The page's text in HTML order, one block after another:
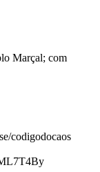
Marçal; com
codigodocaos